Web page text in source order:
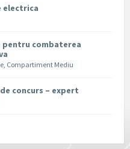
electrica
pentru combaterea
, Compartiment Mediu
concurs – expert